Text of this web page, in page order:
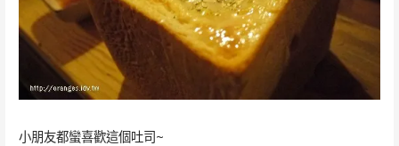
小朋友都蠻喜歡這個吐司~